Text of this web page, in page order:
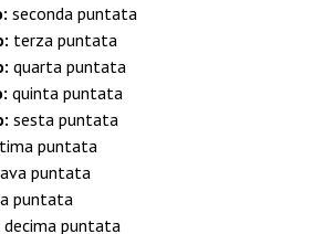
seconda puntata
terza puntata
quarta puntata
quinta puntata
sesta puntata
puntata
puntata
puntata
decima puntata